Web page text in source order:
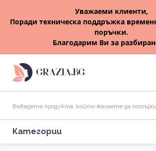
Уважаеми клиенти,
Поради техническа поддръжка
поръчки.
Благодарим Ви за
Категории